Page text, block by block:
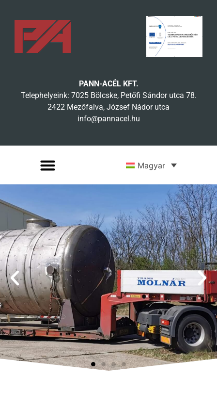
PANN-ACÉL KFT.
Telephelyeink: 7025 Bölcske, Petőfi Sándor utca 78.
2422 Mezőfalva, József Nádor utca
info@pannacel.hu
Magyar